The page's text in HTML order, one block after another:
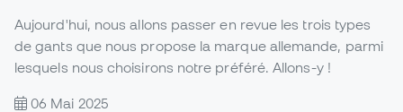
Aujourd'hui, nous allons passer en revue les trois types
de gants que nous propose la marque allemande, parmi
lesquels nous choisirons notre préféré. Allons-y !
06 Mai 2025